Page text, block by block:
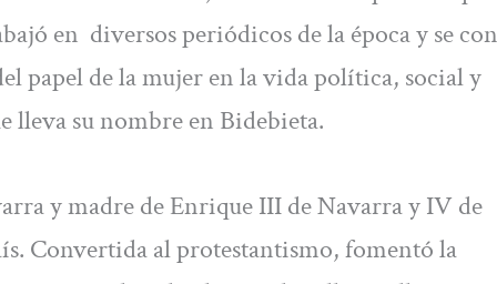
en diversos periódicos de la época y se
papel de la mujer en la vida política, social y
lleva su nombre en Bidebieta.
y madre de Enrique III de Navarra y IV de
Convertida al protestantismo, fomentó la